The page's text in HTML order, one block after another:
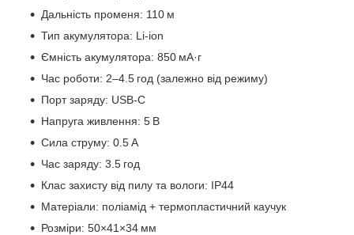
Дальність променя: 110 м
Тип акумулятора: Li-ion
Ємність акумулятора: 850 мА·г
Час роботи: 2–4.5 год (залежно від режиму)
Порт заряду: USB-C
Напруга живлення: 5 В
Сила струму: 0.5 A
Час заряду: 3.5 год
Клас захисту від пилу та вологи: IP44
Матеріали: поліамід + термопластичний каучук
Розміри: 50×41×34 мм